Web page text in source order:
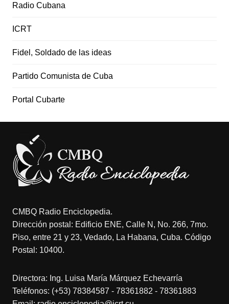
Radio Cubana
ICRT
Fidel, Soldado de las ideas
Partido Comunista de Cuba
Portal Cubarte
CMBQ Radio Enciclopedia.
Dirección postal: Edificio ENE, Calle N, No. 266, 7mo.
Piso, entre 21 y 23, Vedado, La Habana, Cuba. Código
Postal: 10400.
Directora: Ing. Luisa María Márquez Echevarría
Teléfonos: (+53) 78384587 - 78361882 - 78361883